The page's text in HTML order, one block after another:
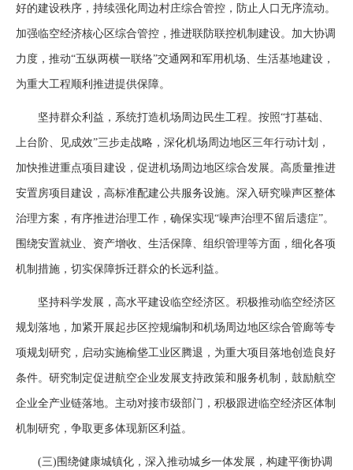
好的建设秩序，持续强化周边村庄综合管控，防止人口无序流动。
加强临空经济核心区综合管控，推进联防联控机制建设。加大协调
力度，推动“五纵两横一联络”交通网和军用机场、生活基地建设，
为重大工程顺利推进提供保障。
坚持群众利益，系统打造机场周边民生工程。按照“打基础、
上台阶、见成效”三步走战略，深化机场周边地区三年行动计划，
加快推进重点项目建设，促进机场周边地区综合发展。高质量推进
安置房项目建设，高标准配建公共服务设施。深入研究噪声区整体
治理方案，有序推进治理工作，确保实现“噪声治理不留后遗症”。
围绕安置就业、资产增收、生活保障、组织管理等方面，细化各项
机制措施，切实保障拆迁群众的长远利益。
坚持科学发展，高水平建设临空经济区。积极推动临空经济区
规划落地，加紧开展起步区控规编制和机场周边地区综合管廊等专
项规划研究，启动实施榆垡工业区腾退，为重大项目落地创造良好
条件。研究制定促进航空企业发展支持政策和服务机制，鼓励航空
企业全产业链落地。主动对接市级部门，积极跟进临空经济区体制
机制研究，争取更多体现新区利益。
(三)围绕健康城镇化，深入推动城乡一体发展，构建平衡协调